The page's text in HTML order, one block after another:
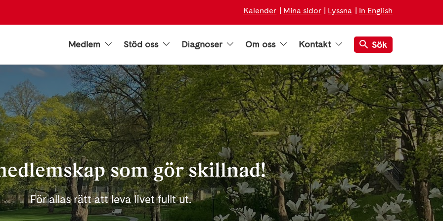
Kalender Mina sidor Lyssna In English
Medlem Stöd oss Diagnoser Om oss Kontakt Sök
som gör skillnad!
För allas rätt att leva livet fullt ut.